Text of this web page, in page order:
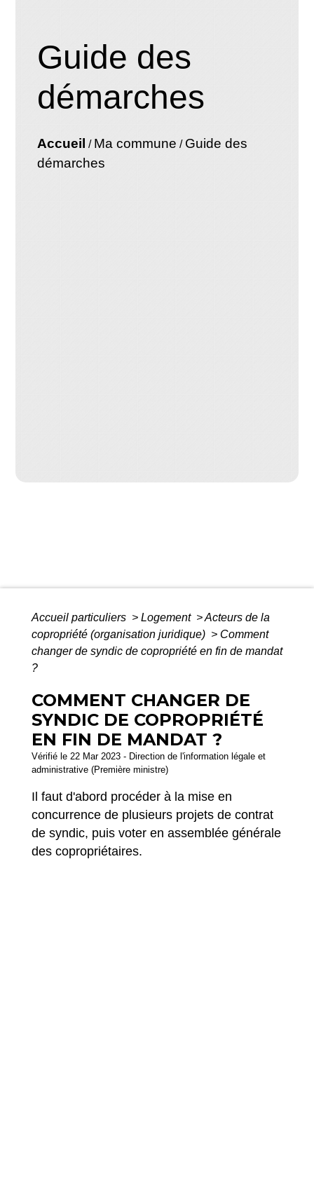
Guide des
démarches
Accueil / Ma commune / Guide des
démarches
Accueil particuliers > Logement >Acteurs de la
copropriété (organisation juridique) > Comment
changer de syndic de copropriété en fin de mandat
?
COMMENT CHANGER DE
SYNDIC DE COPROPRIÉTÉ
EN FIN DE MANDAT ?
Vérifié le 22 Mar 2023 - Direction de l'information légale et
administrative (Première ministre)
Il faut d'abord procéder à la mise en
concurrence de plusieurs projets de contrat
de syndic, puis voter en assemblée générale
des copropriétaires.